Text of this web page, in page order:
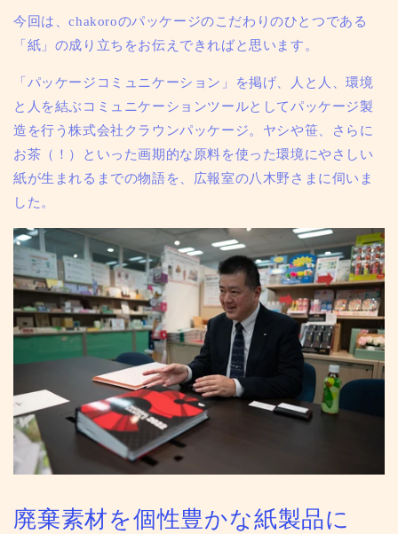
今回は、chakoroのパッケージのこだわりのひとつである
「紙」の成り立ちをお伝えできればと思います。
「パッケージコミュニケーション」を掲げ、人と人、環境
と人を結ぶコミュニケーションツールとしてパッケージ製
造を行う株式会社クラウンパッケージ。ヤシや笹、さらに
お茶（！）といった画期的な原料を使った環境にやさしい
紙が生まれるまでの物語を、広報室の八木野さまに伺いま
した。
廃棄素材を個性豊かな紙製品に